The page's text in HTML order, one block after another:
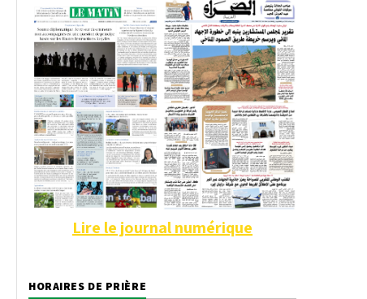
Lire le journal numérique
HORAIRES DE PRIÈRE